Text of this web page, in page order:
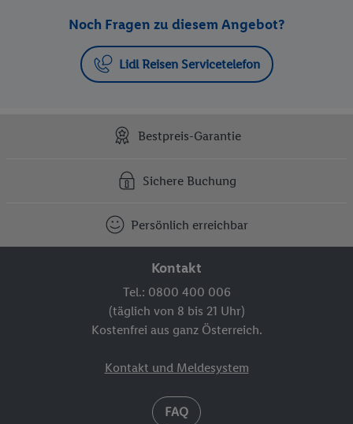
Noch Fragen zu diesem Angebot?
Lidl Reisen Servicetelefon
Bestpreis-Garantie
Sichere Buchung
Persönlich erreichbar
Kontakt
Tel.: 0800 400 006
(täglich von 8 bis 21 Uhr)
Kostenfrei aus ganz Österreich.
Kontakt und Meldesystem
FAQ